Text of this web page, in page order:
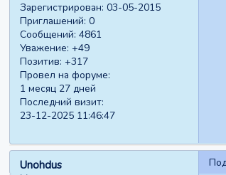
Зарегистрирован: 03-05-2015
Приглашений: 0
Сообщений: 4861
Уважение: +49
Позитив: +317
Провел на форуме:
1 месяц 27 дней
Последний визит:
23-12-2025 11:46:47
Unohdus